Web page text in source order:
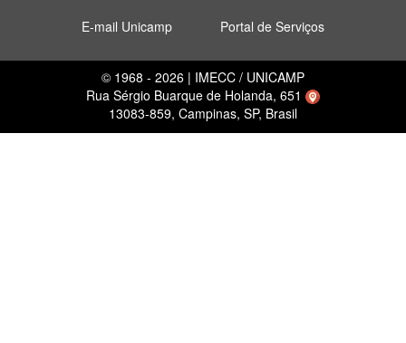
E-mail Unicamp Portal de Serviços
© 1968 - 2026 | IMECC / UNICAMP
Rua Sérgio Buarque de Holanda, 651
13083-859, Campinas, SP, Brasil